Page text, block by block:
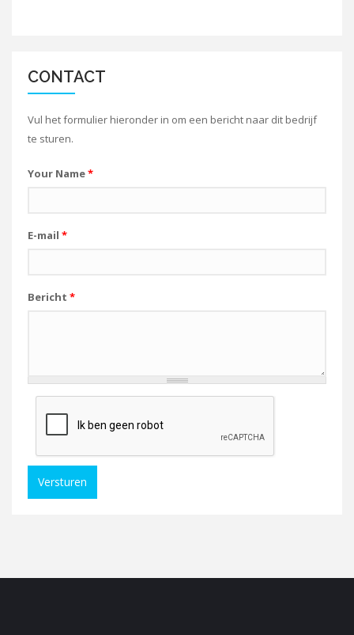
CONTACT
Vul het formulier hieronder in om een bericht naar dit bedrijf
te sturen.
Your Name*
E-mail *
Bericht *
Versturen